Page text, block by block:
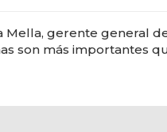
Mella, gerente general
son más importantes